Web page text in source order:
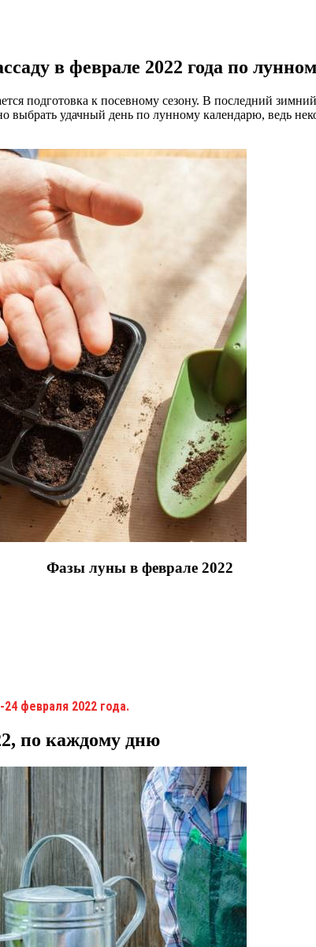
в феврале 2022 года по
подготовка к посевному сезону. В последний
выбрать удачный день по лунному календарю, ведь
Фазы луны в феврале 2022
февраля 2022 года.
по каждому дню